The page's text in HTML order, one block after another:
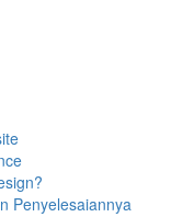
Penyelesaiannya